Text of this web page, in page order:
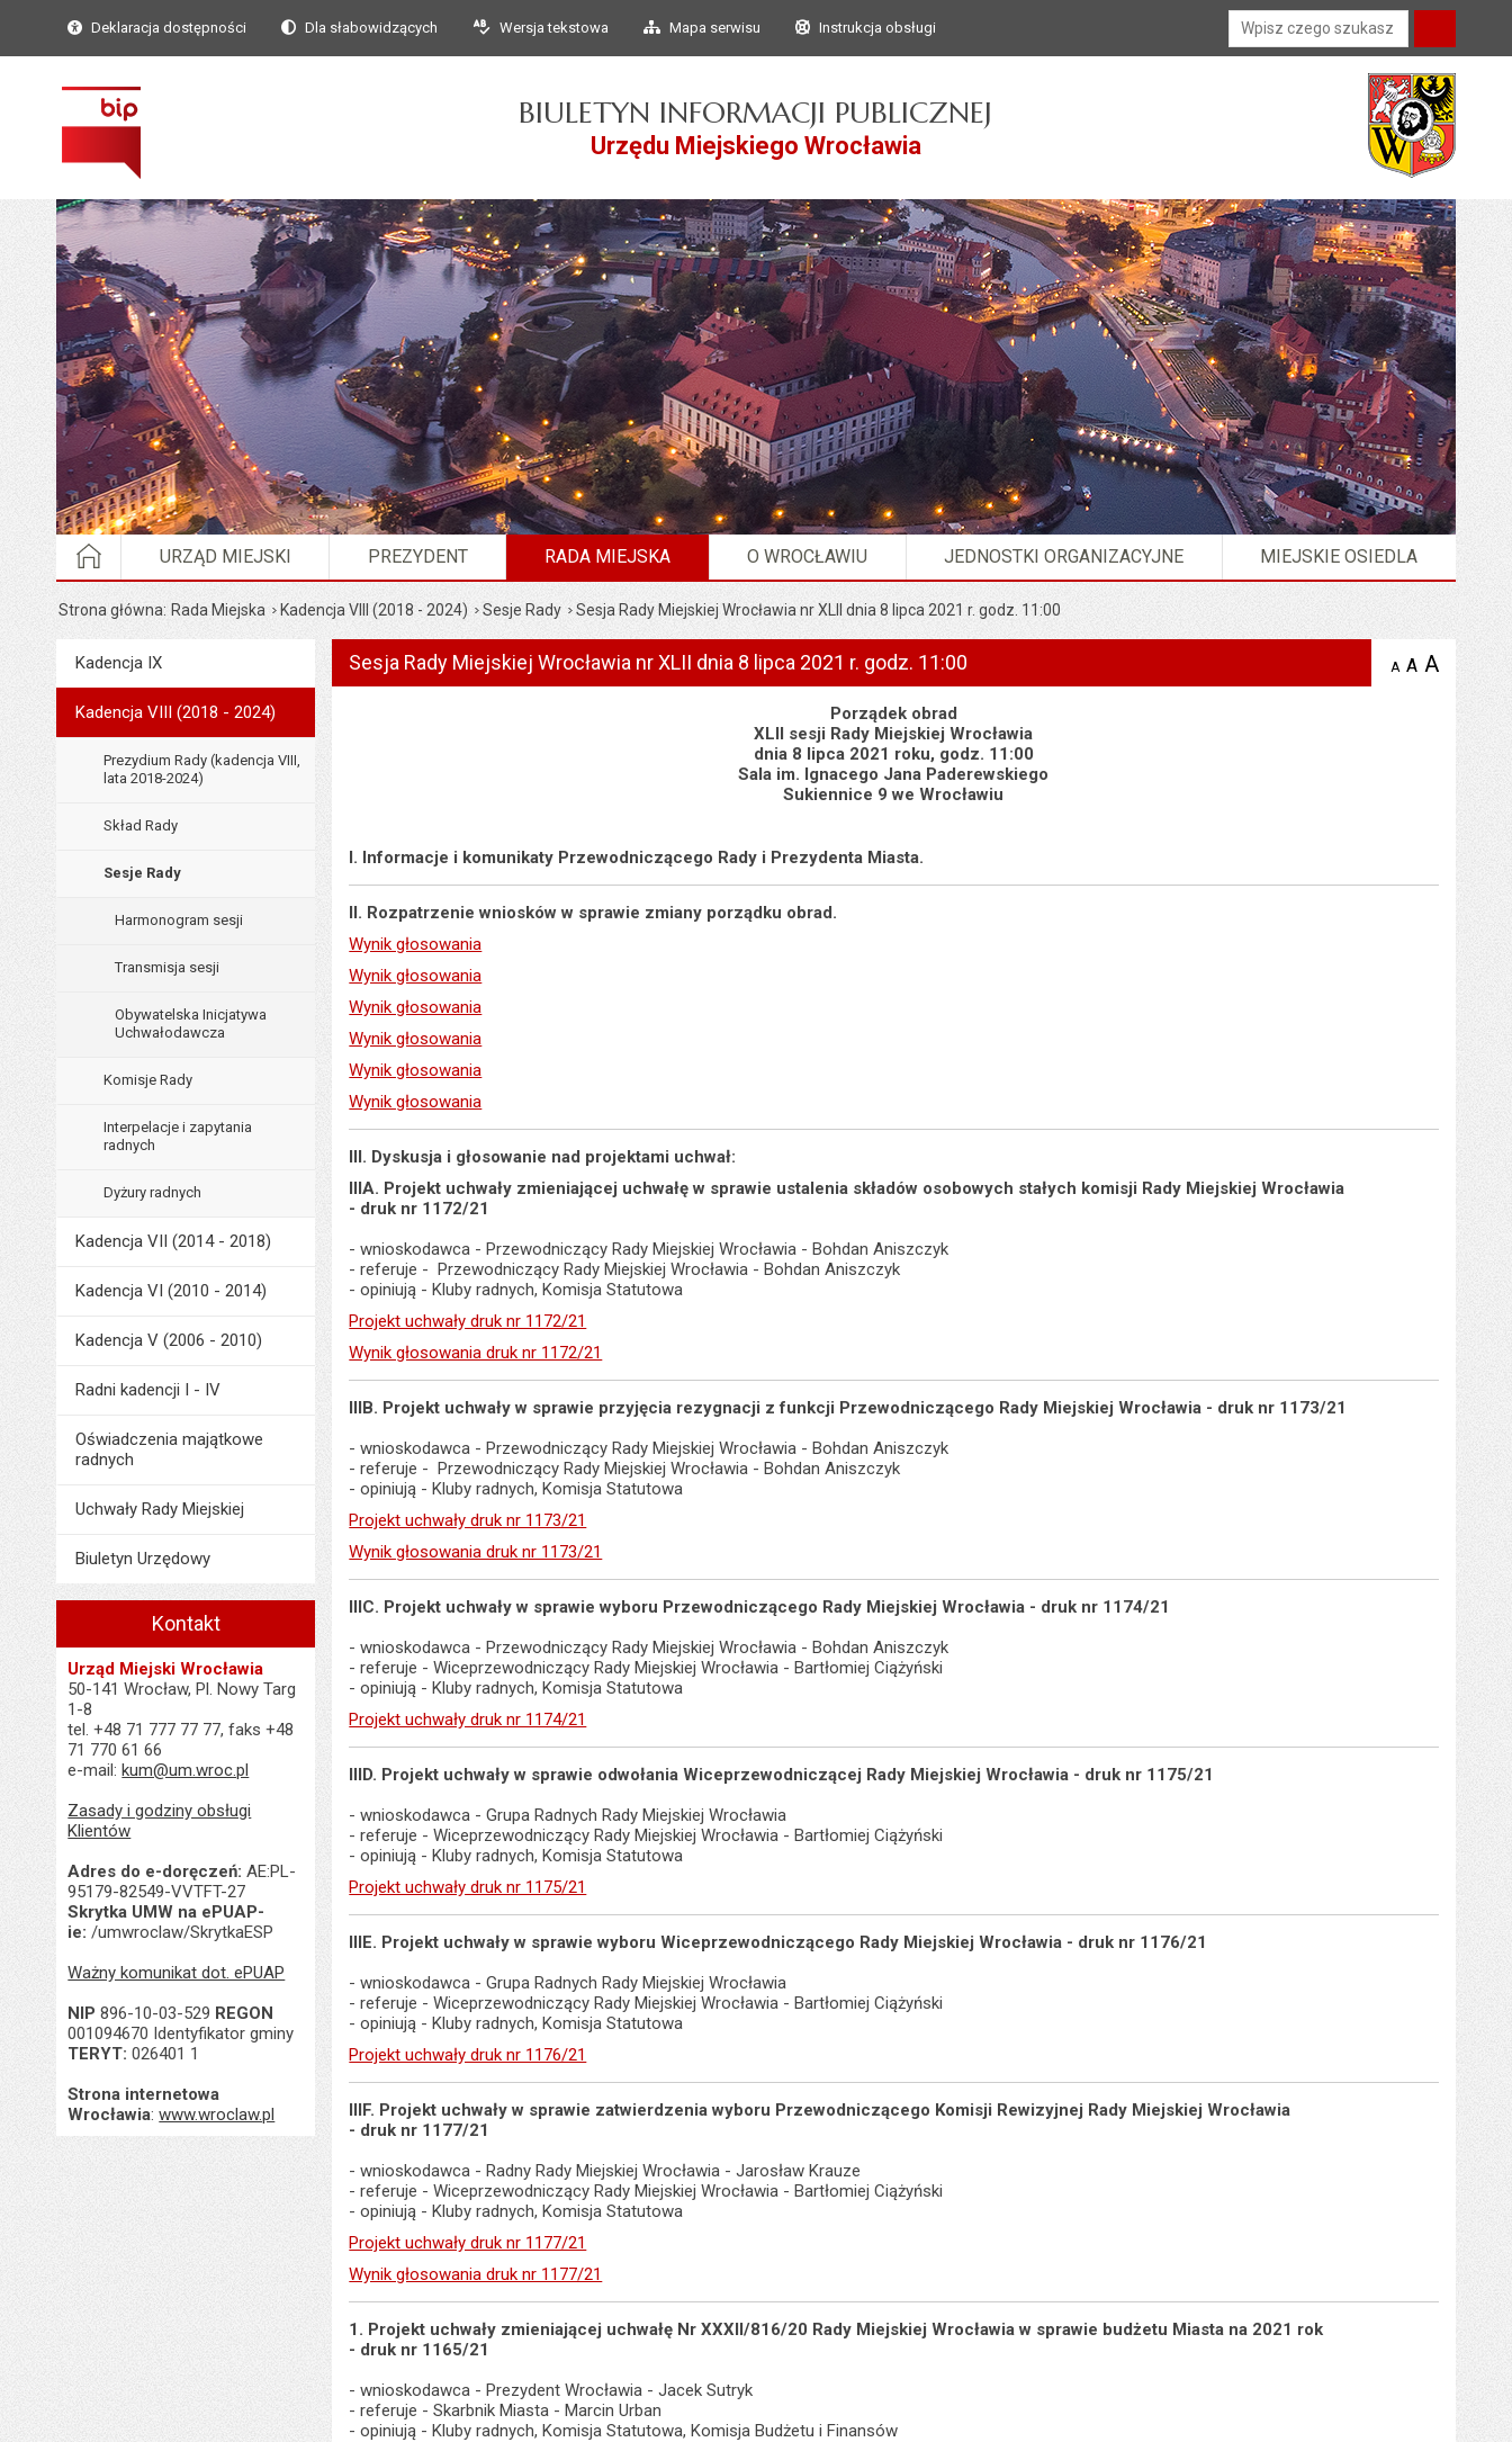
Przejdź do głównego
Przejdź do treści
Deklaracja dostępności Dla słabowidzących Wersja tekstowa Mapa serwisu Instrukcja obsługi Wyszukiwarka
BIULETYN INFORMACJI PUBLICZNEJ
Urzędu Miejskiego Wrocławia
STRONA GŁÓWNA
URZĄD MIEJSKI PREZYDENT RADA MIEJSKA O WROCŁAWIU JEDNOSTKI ORGANIZACYJNE MIEJSKIE OSIEDLA
Strona główna Rada Miejska Kadencja VIII (2018 - 2024) Sesje Rady Sesja Rady Miejskiej Wrocławia nr XLII dnia 8 lipca 2021 r. godz. 11:00
MenuRada Miejska
Kadencja IX
Kadencja VIII (2018 - 2024)
Prezydium Rady (kadencja VIII,
lata 2018-2024)
Skład Rady
Sesje Rady
Harmonogram sesji
Transmisja sesji
Obywatelska Inicjatywa
Uchwałodawcza
Komisje Rady
Interpelacje i zapytania
radnych
Dyżury radnych
Kadencja VII (2014 - 2018)
Kadencja VI (2010 - 2014)
Kadencja V (2006 - 2010)
Radni kadencji I - IV
Oświadczenia majątkowe
radnych
Uchwały Rady Miejskiej
Biuletyn Urzędowy
Kontakt
Urząd Miejski Wrocławia
50-141 Wrocław, Pl. Nowy Targ
1-8
tel. +48 71 777 77 77, faks +48
71 770 61 66
e-mail:kum@um.wroc.pl
Zasady i godziny obsługi
Klientów
Adres do e-doręczeń: AE:PL-
95179-82549-VVTFT-27
Skrytka UMW na ePUAP-
ie: /umwroclaw/SkrytkaESP
Ważny komunikat dot. ePUAP
NIP 896-10-03-529 REGON
001094670 Identyfikator gminy
TERYT: 026401 1
Strona internetowa
Wrocławia:www.wroclaw.pl
Sesja Rady Miejskiej Wrocławia nr XLII dnia 8 lipca 2021 r. godz. 11:00 A zmniejsz
A domyślna
A
Porządek obrad
XLII sesji Rady Miejskiej Wrocławia
dnia 8 lipca 2021 roku, godz. 11:00
Sala im. Ignacego Jana Paderewskiego
Sukiennice 9 we Wrocławiu
I. Informacje i komunikaty Przewodniczącego Rady i Prezydenta Miasta.
II. Rozpatrzenie wniosków w sprawie zmiany porządku obrad.
Wynik głosowania
Wynik głosowania
Wynik głosowania
Wynik głosowania
Wynik głosowania
Wynik głosowania
III. Dyskusja i głosowanie nad projektami uchwał:
IIIA. Projekt uchwały zmieniającej uchwałę w sprawie ustalenia składów osobowych stałych komisji Rady Miejskiej Wrocławia
- druk nr 1172/21
- wnioskodawca - Przewodniczący Rady Miejskiej Wrocławia - Bohdan Aniszczyk
- referuje - Przewodniczący Rady Miejskiej Wrocławia - Bohdan Aniszczyk
- opiniują - Kluby radnych, Komisja Statutowa
Projekt uchwały druk nr 1172/21
Wynik głosowania druk nr 1172/21
IIIB. Projekt uchwały w sprawie przyjęcia rezygnacji z funkcji Przewodniczącego Rady Miejskiej Wrocławia - druk nr 1173/21
- wnioskodawca - Przewodniczący Rady Miejskiej Wrocławia - Bohdan Aniszczyk
- referuje - Przewodniczący Rady Miejskiej Wrocławia - Bohdan Aniszczyk
- opiniują - Kluby radnych, Komisja Statutowa
Projekt uchwały druk nr 1173/21
Wynik głosowania druk nr 1173/21
IIIC. Projekt uchwały w sprawie wyboru Przewodniczącego Rady Miejskiej Wrocławia - druk nr 1174/21
- wnioskodawca - Przewodniczący Rady Miejskiej Wrocławia - Bohdan Aniszczyk
- referuje - Wiceprzewodniczący Rady Miejskiej Wrocławia - Bartłomiej Ciążyński
- opiniują - Kluby radnych, Komisja Statutowa
Projekt uchwały druk nr 1174/21
IIID. Projekt uchwały w sprawie odwołania Wiceprzewodniczącej Rady Miejskiej Wrocławia - druk nr 1175/21
- wnioskodawca - Grupa Radnych Rady Miejskiej Wrocławia
- referuje - Wiceprzewodniczący Rady Miejskiej Wrocławia - Bartłomiej Ciążyński
- opiniują - Kluby radnych, Komisja Statutowa
Projekt uchwały druk nr 1175/21
IIIE. Projekt uchwały w sprawie wyboru Wiceprzewodniczącego Rady Miejskiej Wrocławia - druk nr 1176/21
- wnioskodawca - Grupa Radnych Rady Miejskiej Wrocławia
- referuje - Wiceprzewodniczący Rady Miejskiej Wrocławia - Bartłomiej Ciążyński
- opiniują - Kluby radnych, Komisja Statutowa
Projekt uchwały druk nr 1176/21
IIIF. Projekt uchwały w sprawie zatwierdzenia wyboru Przewodniczącego Komisji Rewizyjnej Rady Miejskiej Wrocławia
- druk nr 1177/21
- wnioskodawca - Radny Rady Miejskiej Wrocławia - Jarosław Krauze
- referuje - Wiceprzewodniczący Rady Miejskiej Wrocławia - Bartłomiej Ciążyński
- opiniują - Kluby radnych, Komisja Statutowa
Projekt uchwały druk nr 1177/21
Wynik głosowania druk nr 1177/21
1. Projekt uchwały zmieniającej uchwałę Nr XXXII/816/20 Rady Miejskiej Wrocławia w sprawie budżetu Miasta na 2021 rok
- druk nr 1165/21
- wnioskodawca - Prezydent Wrocławia - Jacek Sutryk
- referuje - Skarbnik Miasta - Marcin Urban
- opiniują - Kluby radnych, Komisja Statutowa, Komisja Budżetu i Finansów